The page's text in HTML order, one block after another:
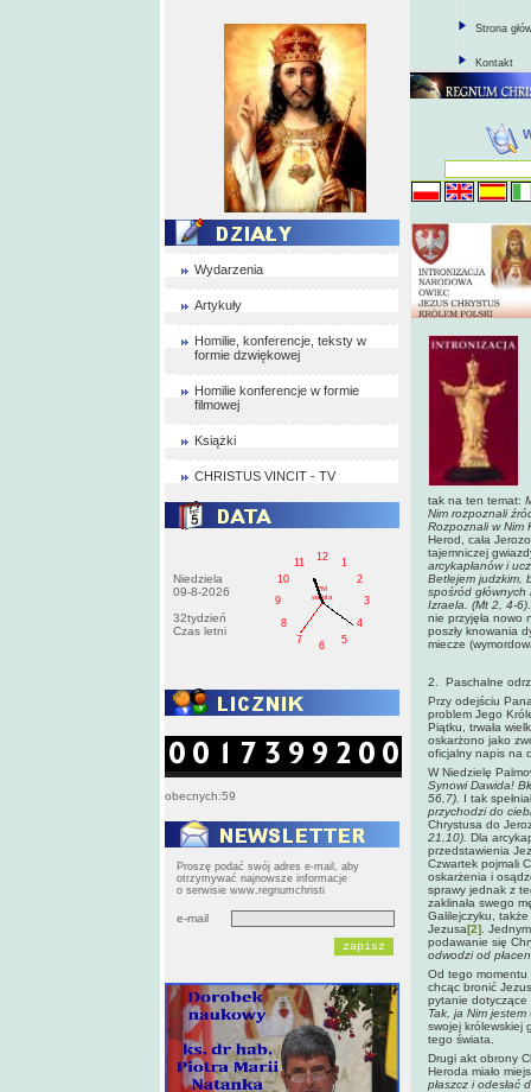
Wydarzenia
Artykuły
Homilie, konferencje, teksty w
formie dzwiękowej
Homilie konferencje w formie
filmowej
Książki
CHRISTUS VINCIT - TV
Niedziela
09-8-2026
32tydzień
Czas letni
1
2
3
4
5
6
7
8
9
10
11
12
PM
sobota
obecnych:59
Proszę podać swój adres e-mail, aby
otrzymywać najnowsze informacje
o serwisie www.regnumchristi
e-mail
Strona
Kontakt
tak na ten temat:
Nim rozpoznali
Rozpoznali w Nim
Herod, cała
tajemniczej
arcykapłanów i
Betlejem judzkim,
spośród
Izraela. (Mt 2, 4-6)
nie przyjęła nowo
poszły knowania
miecze
2. Paschalne
Przy odejściu
problem Jego
Piątku, trwała
oskarżono jako
oficjalny napis na
W Niedzielę
Synowi Dawida!
56,7). I tak
przychodzi do
Chrystusa do
21,10). Dla
przedstawienia
Czwartek pojmali
oskarżenia i
sprawy jednak z
zaklinała swego
Galilejczyku, także
Jezusa[2] .
podawanie się
odwodzi od
Od tego momentu
chcąc bronić
pytanie
Tak, ja Nim jestem
swojej królewskiej
tego świata.
Drugi akt obrony
Heroda miało
płaszcz i odesłać